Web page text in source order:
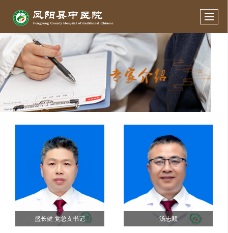
盛长健 党总支书记 汤志顺